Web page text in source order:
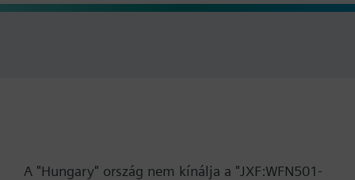
A "Hungary" ország nem kínálja a "JXF:WFN501-